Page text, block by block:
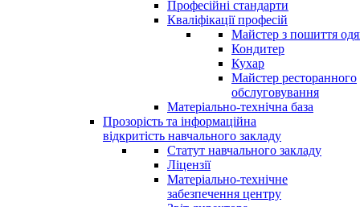
Професійні стандарти
Кваліфікації професій
Майстер з пошиття
Кондитер
Кухар
Майстер ресторанного
обслуговування
Матеріально-технічна база
Прозорість та інформаційна
відкритість навчального закладу
Статут навчального закладу
Ліцензії
Матеріально-технічне
забезпечення центру